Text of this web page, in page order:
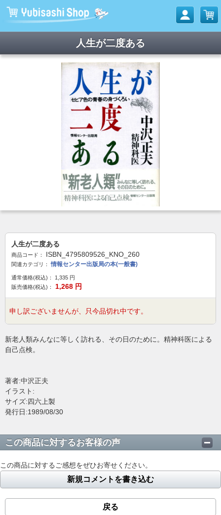
人生が二度ある
人生が二度ある
商品コード： ISBN_4795809526_KNO_260
関連カテゴリ： 情報センター出版局の本(一般書)
通常価格(税込)： 1,335 円
販売価格(税込)：
1,268 円
申し訳ございませんが、只今品切れ中です。
新老人類みんなに等しく訪れる、その日のために。精神科医による
自己点検。
著者:中沢正夫
イラスト:
サイズ:四六上製
発行日:1989/08/30
この商品に対するお客様の声
この商品に対するご感想をぜひお寄せください。
新規コメントを書き込む
戻る